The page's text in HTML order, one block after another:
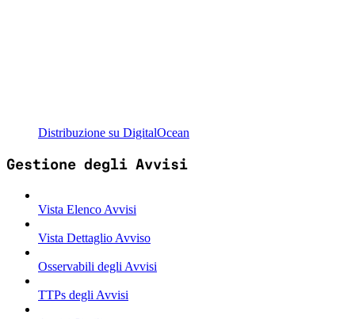
Distribuzione su DigitalOcean
Gestione degli Avvisi
Vista Elenco Avvisi
Vista Dettaglio Avviso
Osservabili degli Avvisi
TTPs degli Avvisi